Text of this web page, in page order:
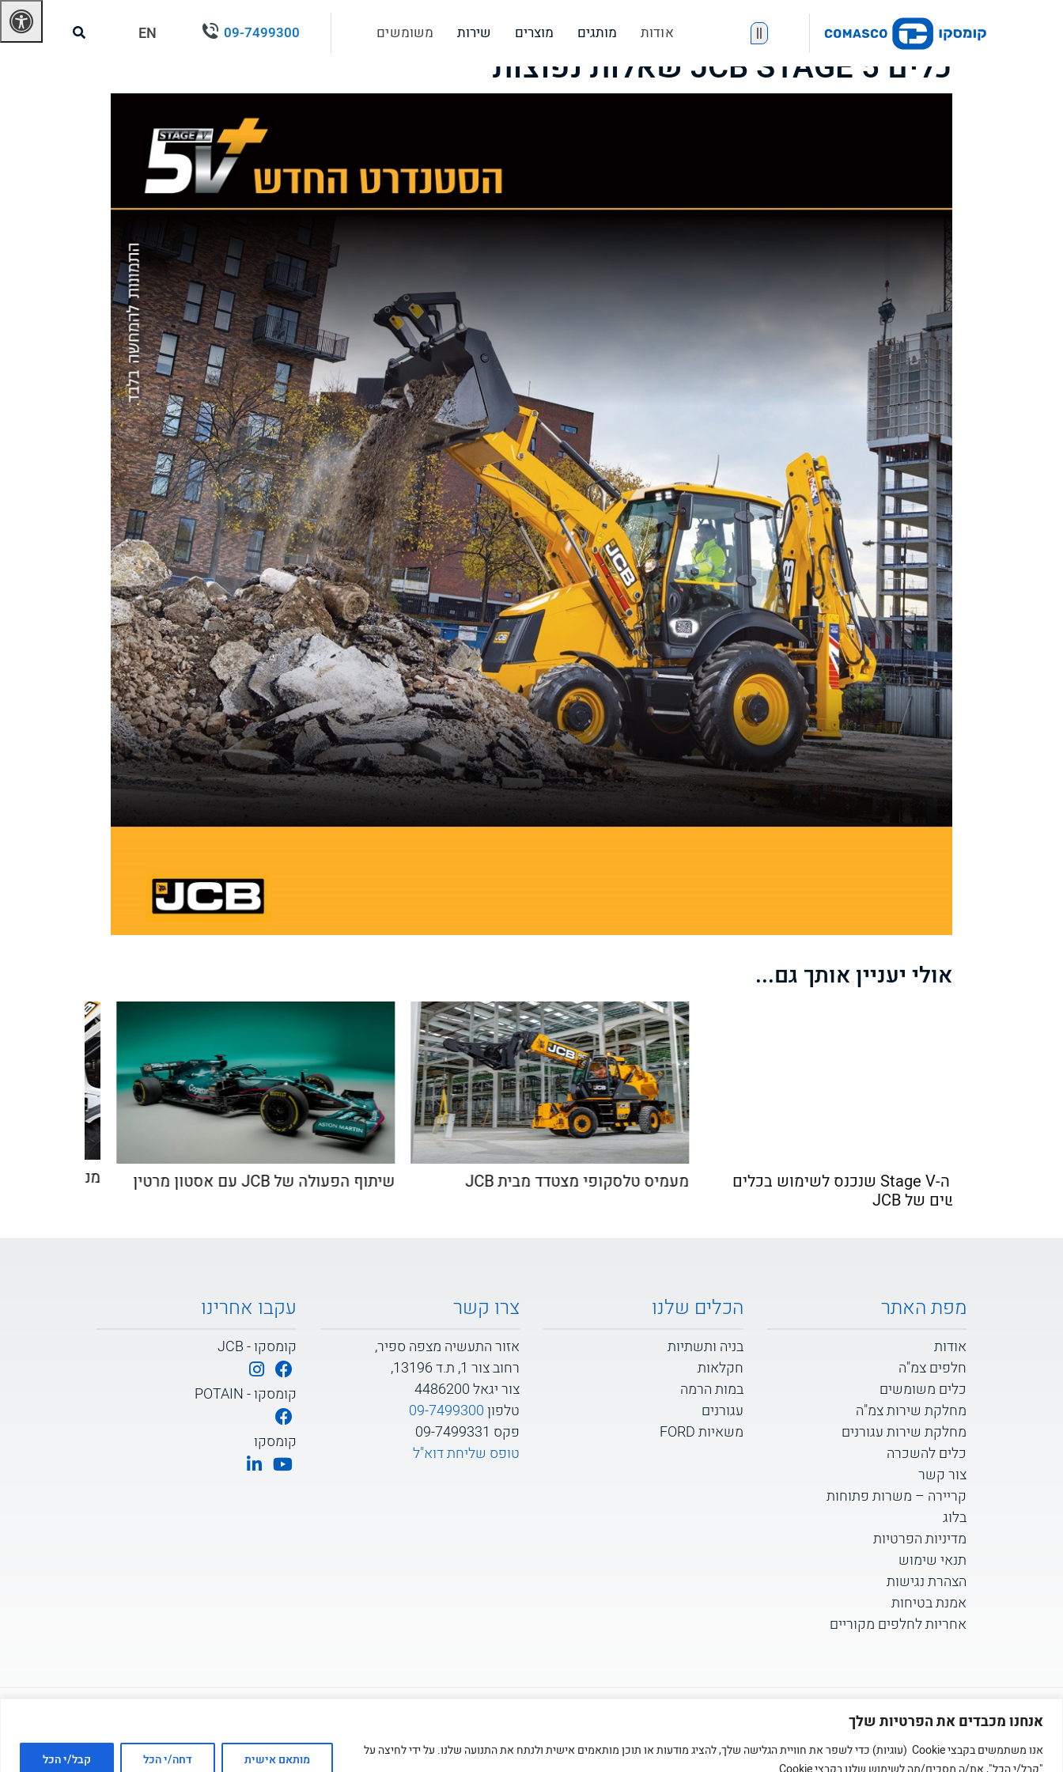
אנחנו מכבדים את הפרטיות שלך
אנו משתמשים בקבצי Cookie (עוגיות) כדי לשפר את חוויית הגלישה שלך, להציג מודעות או תוכן מותאמים אישית ולנתח את התנועה שלנו. על ידי לחיצה על
מותאם אישית דחה/י הכל קבל/י הכל
|| אודות מותגים מוצרים שירות משומשים 09-7499300
EN
כלים JCB STAGE 5 שאלות נפוצות
אולי יעניין אותך גם...
שיתוף הפעולה של JCB עם אסטון מרטין מעמיס טלסקופי מצטדד מבית JCB
מנוע ה-Stage V שנכנס לשימוש בכלים
החדשים של JCB
מפת האתר
אודות
חלפים צמ"ה
כלים משומשים
מחלקת שירות צמ"ה
מחלקת שירות עגורנים
כלים להשכרה
צור קשר
קריירה – משרות פתוחות
בלוג
מדיניות הפרטיות
תנאי שימוש
הצהרת נגישות
אמנת בטיחות
אחריות לחלפים מקוריים
הכלים שלנו
בניה ותשתיות
חקלאות
במות הרמה
עגורנים
משאיות FORD
צרו קשר
אזור התעשיה מצפה ספיר,
רחוב צור 1, ת.ד 13196,
צור יגאל 4486200
טלפון09-7499300
פקס 09-7499331
טופס שליחת דוא"ל
עקבו אחרינו
קומסקו - JCB
קומסקו - POTAIN
קומסקו
אתר מנוהל על ידיזוטארו